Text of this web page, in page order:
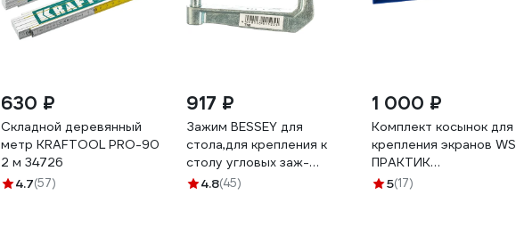
630 ₽
Складной деревянный
метр KRAFTOOL PRO-90
2 м 34726
4.7(57)
917 ₽
Зажим BESSEY для
стола,для крепления к
столу угловых заж-
в,винт-го з-ма S10,
4.8(45)
1 000 ₽
Комплект косынок для
крепления экранов WS
ПРАКТИК
S30299030007
5(17)